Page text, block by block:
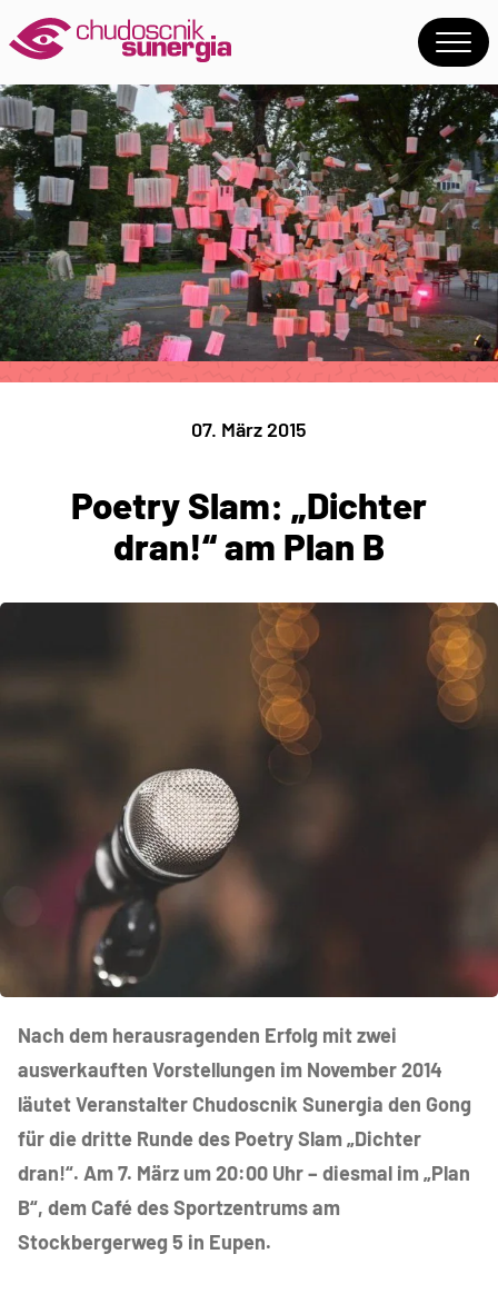
07. März 2015
Poetry Slam: „Dichter
dran!“ am Plan B
Nach dem herausragenden Erfolg mit zwei
ausverkauften Vorstellungen im November 2014
läutet Veranstalter Chudoscnik Sunergia den Gong
für die dritte Runde des Poetry Slam „Dichter
dran!“. Am 7. März um 20:00 Uhr – diesmal im „Plan
B“, dem Café des Sportzentrums am
Stockbergerweg 5 in Eupen.